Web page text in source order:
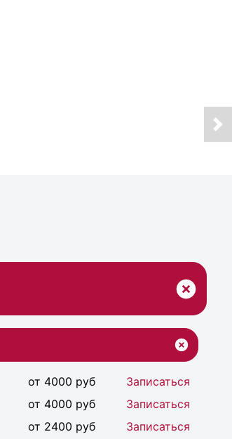
от 4000 руб
Записаться
от 4000 руб
Записаться
от 2400 руб
Записаться